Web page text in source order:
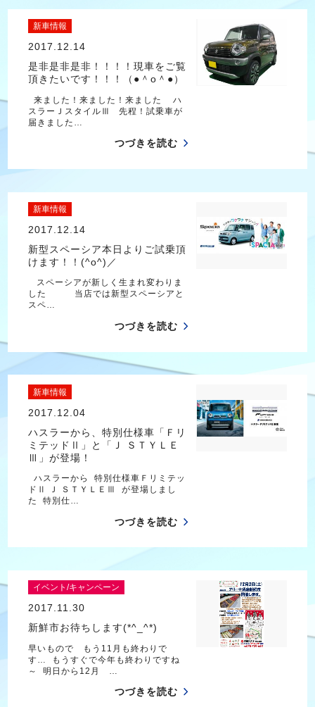
新車情報
2017.12.14
是非是非是非！！！！現車をご覧
頂きたいです！！！（●＾o＾●）
来ました！来ました！来ました ハ
スラーＪスタイルⅢ 先程！試乗車が
届きました…
つづきを読む
新車情報
2017.12.14
新型スペーシア本日よりご試乗頂
けます！！(^o^)／
スペーシアが新しく生まれ変わりま
した 当店では新型スペーシアと
スペ…
つづきを読む
新車情報
2017.12.04
ハスラーから、特別仕様車「Ｆリ
ミテッドⅡ」と「Ｊ ＳＴＹＬＥ
Ⅲ」が登場！
ハスラーから 特別仕様車Ｆリミテッ
ドⅡ Ｊ ＳＴＹＬＥⅢ が登場しまし
た 特別仕…
つづきを読む
イベント/キャンペーン
2017.11.30
新鮮市お待ちします(*^_^*)
早いもので もう11月も終わりで
す… もうすぐで今年も終わりですね
～ 明日から12月 …
つづきを読む